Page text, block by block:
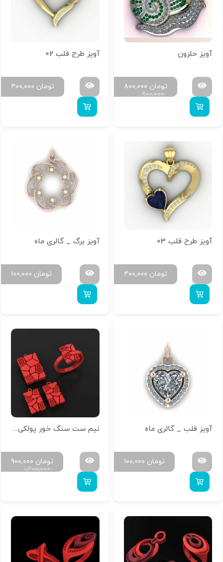
آویز حلزون
۹۰۰,۰۰۰
۸۰۰,۰۰۰ تومان
آویز طرح قلب 02
۴۰۰,۰۰۰ تومان
آویز طرح قلب 03
۴۰۰,۰۰۰ تومان
آویز برگ _ گالری ماه
۱۰۰,۰۰۰ تومان
آویز قلب _ گالری ماه
۱۰۰,۰۰۰ تومان
نیم ست سنگ خور پولکی کد N-polaki-19
۱,۲۰۰,۰۰۰
۹۰۰,۰۰۰ تومان